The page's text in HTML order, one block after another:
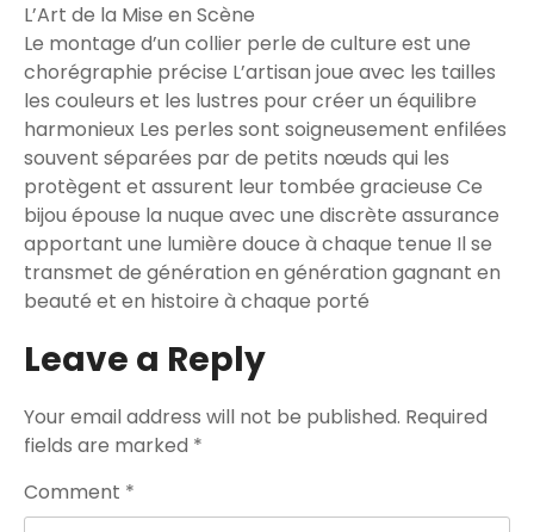
L’Art de la Mise en Scène
Le montage d’un collier perle de culture est une
chorégraphie précise L’artisan joue avec les tailles
les couleurs et les lustres pour créer un équilibre
harmonieux Les perles sont soigneusement enfilées
souvent séparées par de petits nœuds qui les
protègent et assurent leur tombée gracieuse Ce
bijou épouse la nuque avec une discrète assurance
apportant une lumière douce à chaque tenue Il se
transmet de génération en génération gagnant en
beauté et en histoire à chaque porté
Leave a Reply
Your email address will not be published. Required
fields are marked *
Comment *